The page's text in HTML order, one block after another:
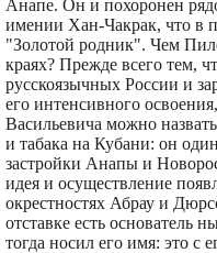
Анапе. Он и похоронен
имении Хан-Чакрак, что в
"Золотой родник". Чем
краях? Прежде всего тем,
русскоязычных России и
его интенсивного
Васильевича можно
и табака на Кубани: он
застройки Анапы и
идея и осуществление
окрестностях Абрау и
отставке есть основатель
тогда носил его имя: это с